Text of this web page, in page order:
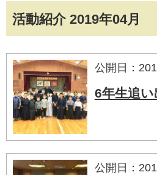
活動紹介 2019年04月
公開日：
6年生追
公開日：